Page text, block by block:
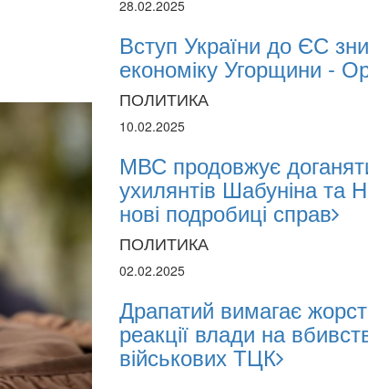
28.02.2025
Вступ України до ЄС
економіку Угорщини -
ПОЛИТИКА
10.02.2025
МВС продовжує
ухилянтів Шабуніна та
нові подробиці справ
ПОЛИТИКА
02.02.2025
Драпатий вимагає
реакції влади на
військових ТЦК